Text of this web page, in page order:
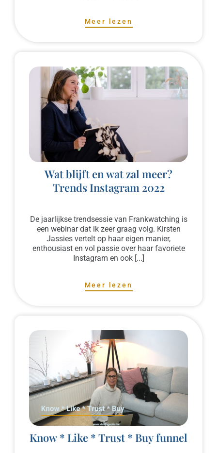
Meer lezen
Wat blijft en wat zal meer?
Trends Instagram 2022
De jaarlijkse trendsessie van Frankwatching is
een webinar dat ik zeer graag volg. Kirsten
Jassies vertelt op haar eigen manier,
enthousiast en vol passie over haar favoriete
Instagram en ook [...]
Meer lezen
Know * Like * Trust * Buy funnel